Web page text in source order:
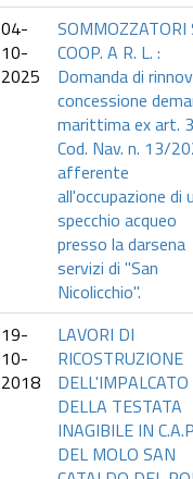
04-
10-
2025
SOMMOZZATORI
COOP. A R. L. :
Domanda di
concessione
marittima ex art.
Cod. Nav. n. 13/
afferente
all'occupazione di
specchio acqueo
presso la darsena
servizi di "San
Nicolicchio".
19-
10-
2018
LAVORI DI
RICOSTRUZIONE
DELL'IMPALCATO
DELLA TESTATA
INAGIBILE IN
DEL MOLO SAN